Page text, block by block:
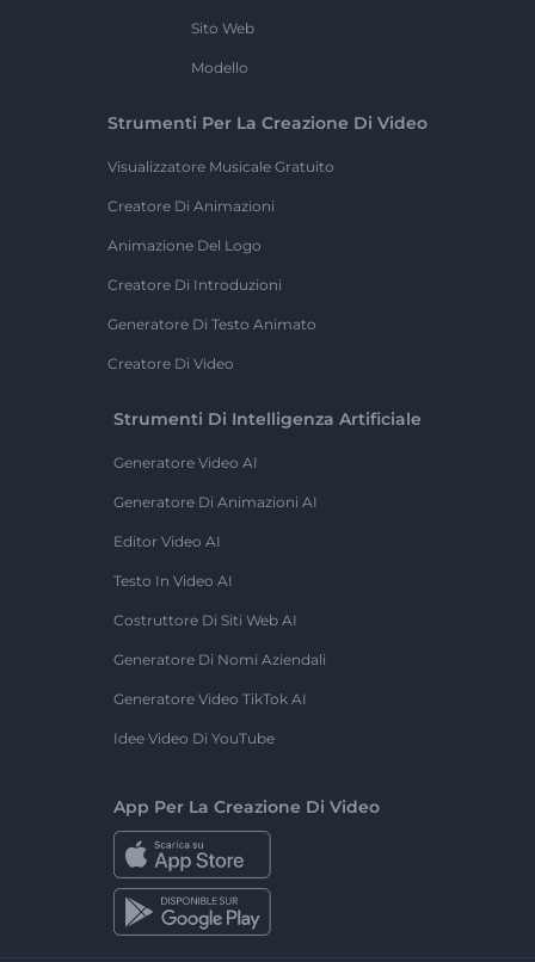
Sito Web
Modello
Strumenti Per La Creazione Di Video
Visualizzatore Musicale Gratuito
Creatore Di Animazioni
Animazione Del Logo
Creatore Di Introduzioni
Generatore Di Testo Animato
Creatore Di Video
Strumenti Di Intelligenza Artificiale
Generatore Video AI
Generatore Di Animazioni AI
Editor Video AI
Testo In Video AI
Costruttore Di Siti Web AI
Generatore Di Nomi Aziendali
Generatore Video TikTok AI
Idee Video Di YouTube
App Per La Creazione Di Video